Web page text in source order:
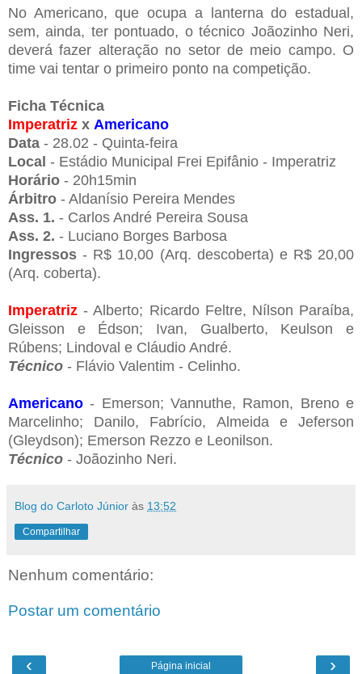
No Americano, que ocupa a lanterna do estadual,
sem, ainda, ter pontuado, o técnico Joãozinho Neri,
deverá fazer alteração no setor de meio campo. O
time vai tentar o primeiro ponto na competição.
Ficha Técnica
Imperatriz x Americano
Data - 28.02 - Quinta-feira
Local - Estádio Municipal Frei Epifânio - Imperatriz
Horário - 20h15min
Árbitro - Aldanísio Pereira Mendes
Ass. 1. - Carlos André Pereira Sousa
Ass. 2. - Luciano Borges Barbosa
Ingressos - R$ 10,00 (Arq. descoberta) e R$ 20,00
(Arq. coberta).
Imperatriz- Alberto; Ricardo Feltre, Nílson Paraíba,
Gleisson e Édson; Ivan, Gualberto, Keulson e
Rúbens; Lindoval e Cláudio André.
Técnico - Flávio Valentim - Celinho.
Americano - Emerson; Vannuthe, Ramon, Breno e
Marcelinho; Danilo, Fabrício, Almeida e Jeferson
(Gleydson); Emerson Rezzo e Leonilson.
Técnico - Joãozinho Neri.
Blog do Carloto Júnior às 13:52
Compartilhar
Nenhum comentário:
Postar um comentário
‹ ›
Página inicial